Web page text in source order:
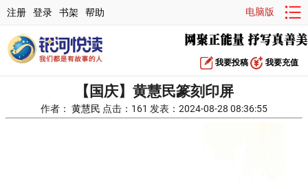
注册 登录 书架 帮助 电脑版
我要投稿 我要充值
【国庆】黄慧民篆刻印屏
作者： 黄慧民 点击：161 发表：2024-08-28 08:36:55